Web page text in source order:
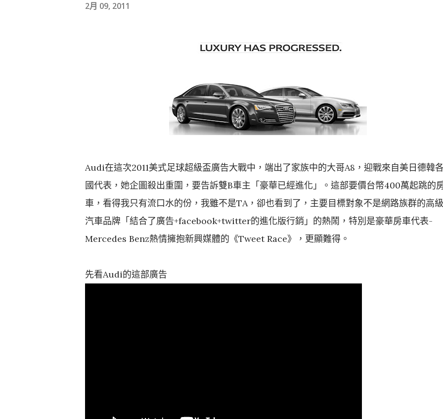
2月 09, 2011
Audi在這次2011美式足球超級盃廣告大戰中，端出了家族中的大哥A8，迎戰來自美日德韓
國代表，她企圖殺出重圍，要告訴雙B車主「豪華已經進化」。這部要價台幣400萬起跳的
車，看得我只有流口水的份，我雖不是TA，卻也看到了，主要目標對象不是網路族群的高級
汽車品牌「結合了廣告+facebook+twitter的進化版行銷」的熱鬧，特別是豪華房車代表-
Mercedes Benz熱情擁抱新興媒體的《Tweet Race》，更顯難得。
先看Audi的這部廣告